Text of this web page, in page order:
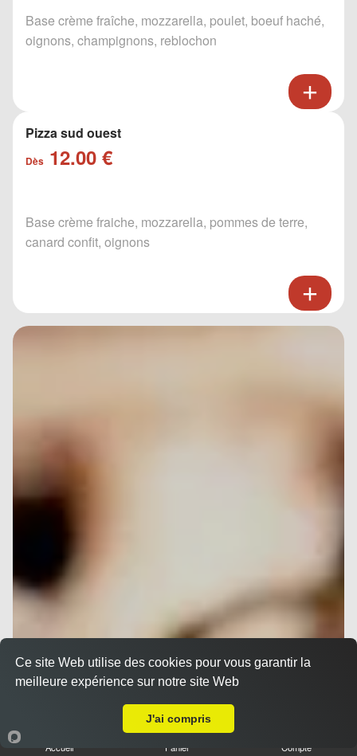
Base crème fraîche, mozzarella, poulet, boeuf haché,
oignons, champignons, reblochon
Pizza sud ouest
Dès 12.00 €
Base crème fraiche, mozzarella, pommes de terre,
canard confit, oignons
Accueil Panier Compte
Ce site Web utilise des cookies pour vous garantir la
meilleure expérience sur notre site Web
J'ai compris